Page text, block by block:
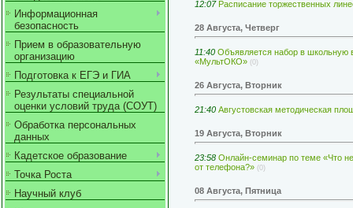
Информационная
безопасность
Прием в образовательную
организацию
Подготовка к ЕГЭ и ГИА
Результаты специальной
оценки условий труда (СОУТ)
Обработка персональных
данных
Кадетское образование
Точка Роста
Научный клуб
12:07 Расписание торжественных
28 Августа, Четверг
11:40 Объявляется набор в школьную
«МультОКО» (0)
26 Августа, Вторник
21:40 Августовская методическая
19 Августа, Вторник
23:58 Онлайн-семинар по теме «Что
от телефона?» (0)
08 Августа, Пятница